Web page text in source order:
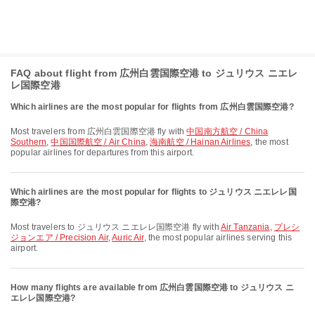
FAQ about flight from 広州白雲国際空港 to ジュリウス ニエレ
レ国際空港
Which airlines are the most popular for flights from 広州白雲国際空港?
Most travelers from 広州白雲国際空港 fly with中国南方航空 / China
Southern,中国国際航空 / Air China,海南航空 / Hainan Airlines, the most
popular airlines for departures from this airport.
Which airlines are the most popular for flights to ジュリウス ニエレレ国
際空港?
Most travelers to ジュリウス ニエレレ国際空港 fly with Air Tanzania, プレシ
ジョンエア / Precision Air,Auric Air, the most popular airlines serving this
airport.
How many flights are available from 広州白雲国際空港 to ジュリウス ニ
エレレ国際空港?